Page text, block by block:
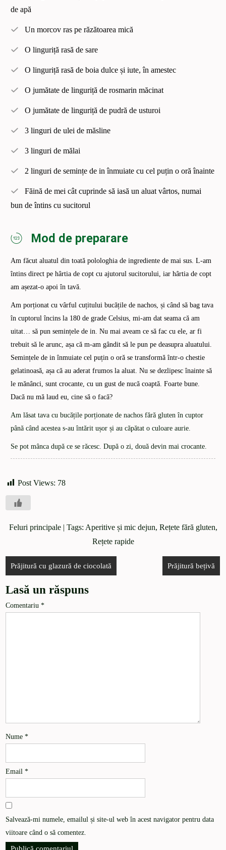
de apă
Un morcov ras pe răzătoarea mică
O linguriță rasă de sare
O linguriță rasă de boia dulce și iute, în amestec
O jumătate de linguriță de rosmarin măcinat
O jumătate de linguriță de pudră de usturoi
3 linguri de ulei de măsline
3 linguri de mălai
2 linguri de semințe de in înmuiate cu cel puțin o oră înainte
Făină de mei cât cuprinde să iasă un aluat vârtos, numai
bun de întins cu sucitorul
Mod de preparare
Am făcut aluatul din toată polologhia de ingrediente de mai sus. L-am
întins direct pe hârtia de copt cu ajutorul sucitorului, iar hârtia de copt
am așezat-o apoi în tavă.
Am porționat cu vârful cuțitului bucățile de nachos, și când să bag tava
în cuptorul încins la 180 de grade Celsius, mi-am dat seama că am
uitat… să pun semințele de in. Nu mai aveam ce să fac cu ele, ar fi
trebuit să le arunc, așa că m-am gândit să le pun pe deasupra aluatului.
Semințele de in înmuiate cel puțin o oră se transformă într-o chestie
gelatinoasă, așa că au aderat frumos la aluat. Nu se dezlipesc înainte să
le mănânci, sunt crocante, cu un gust de nucă coaptă. Foarte bune.
Dacă nu mă laud eu, cine să o facă?
Am lăsat tava cu bucățile porționate de nachos fără gluten în cuptor
până când acestea s-au întărit ușor și au căpătat o culoare aurie.
Se pot mânca după ce se răcesc. După o zi, două devin mai crocante.
Post Views: 78
Feluri principale| Tags: Aperitive și mic dejun, Rețete fără gluten,
Rețete rapide
Prăjitură cu glazură de ciocolată Prăjitură bețivă
Lasă un răspuns
Comentariu*
Nume*
Email*
Salvează-mi numele, emailul și site-ul web în acest navigator pentru data
viitoare când o să comentez.